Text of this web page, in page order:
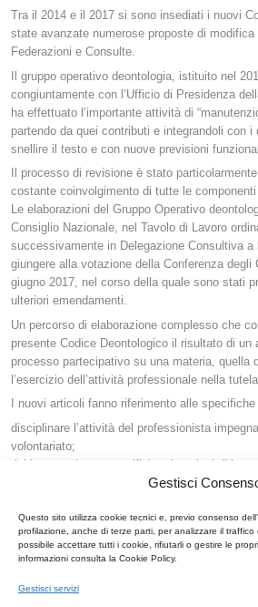
Gestisci
Questo sito utilizza cookie tecnici e, previo consenso
profilazione, anche di terze parti, per analizzare il traffico
possibile accettare tutti i cookie, rifiutarli o gestire le
informazioni consulta la Cookie Policy.
Gestisci servizi
Tra il 2014 e il 2017 si sono insediati i nuovi
state avanzate numerose proposte di modifica
Federazioni e Consulte.
Il gruppo operativo deontologia, istituito nel
congiuntamente con l’Ufficio di Presidenza
ha effettuato l’importante attività di
partendo da quei contributi e integrandoli con
snellire il testo e con nuove previsioni
Il processo di revisione è stato
costante coinvolgimento di tutte le
Le elaborazioni del Gruppo Operativo
Consiglio Nazionale, nel Tavolo di Lavoro
successivamente in Delegazione Consultiva a
giungere alla votazione della Conferenza degli
giugno 2017, nel corso della quale sono stati
ulteriori emendamenti.
Un percorso di elaborazione complesso che
presente Codice Deontologico il risultato di un
processo partecipativo su una materia, quella
l’esercizio dell’attività professionale nella
I nuovi articoli fanno riferimento alle
disciplinare l’attività del professionista
volontariato;
richiamare alcune specifiche situazioni di
sottolineare l’importanza e le responsabilità
ribadire la centralità dell’autonomia di giudizio,
professionisti dipendenti.
Il nuovo Codice Deontologico, approvato
2024.